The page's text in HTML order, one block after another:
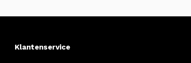
Klantenservice